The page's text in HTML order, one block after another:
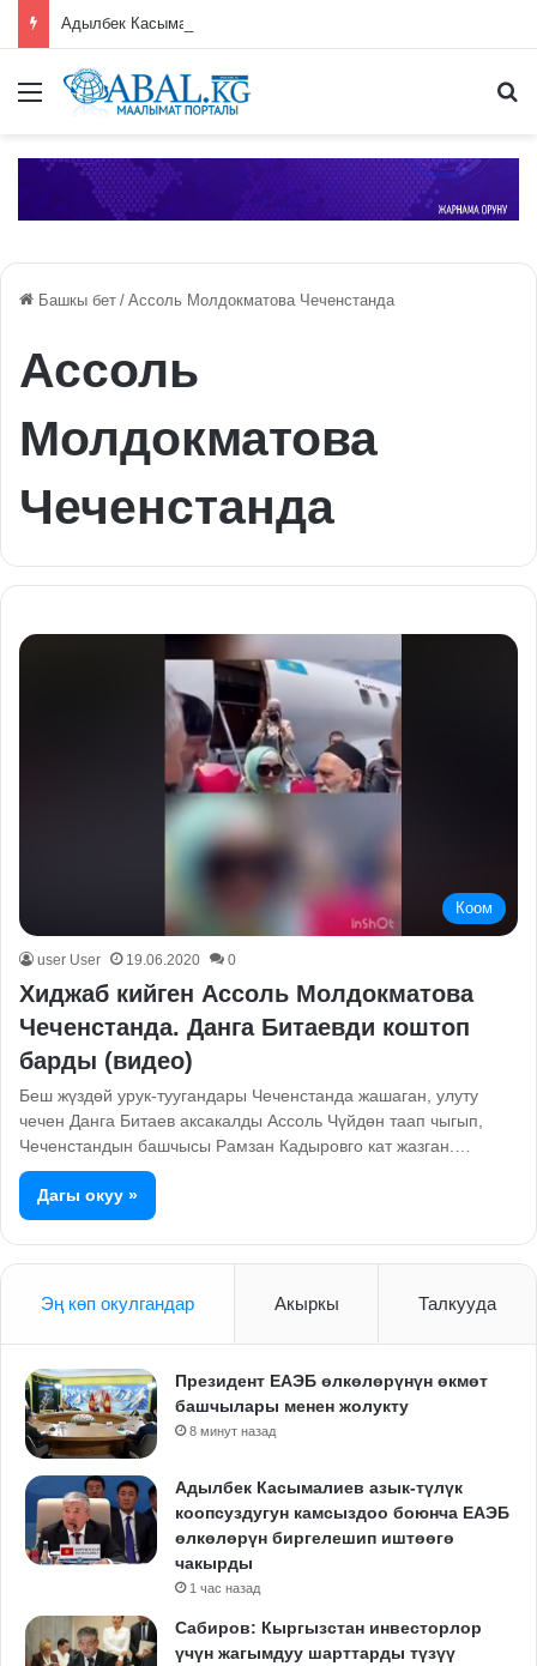
Меню
Башкы бет / Ассоль Молдокматова Чеченстанда
Ассоль
Молдокматова
Чеченстанда
Коом
user User 19.06.2020 0
Хиджаб кийген Ассоль Молдокматова
Чеченстанда. Данга Битаевди коштоп
барды (видео)
Беш жүздөй урук-туугандары Чеченстанда жашаган, улуту
чечен Данга Битаев аксакалды Ассоль Чүйдөн таап чыгып,
Чеченстандын башчысы Рамзан Кадыровго кат жазган.…
Дагы окуу »
Эң көп окулгандар Акыркы Талкууда
Президент ЕАЭБ өлкөлөрүнүн өкмөт
башчылары менен жолукту
8 минут назад
Адылбек Касымалиев азык-түлүк
коопсуздугун камсыздоо боюнча ЕАЭБ
өлкөлөрүн биргелешип иштөөгө
чакырды
1 час назад
Сабиров: Кыргызстан инвесторлор
үчүн жагымдуу шарттарды түзүү